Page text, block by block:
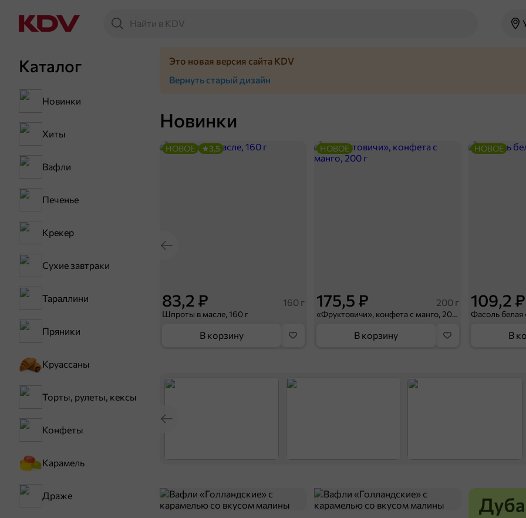
Каталог
Новинки
Хиты
Вафли
Печенье
Крекер
Сухие завтраки
Тараллини
Пряники
Круассаны
Торты, рулеты, кексы
Конфеты
Карамель
Драже
Новинки
83,2 ₽ 160 г
Шпроты в масле, 160 г
НОВОЕ 3,5
В корзину
175,5 ₽ 200 г
«Фруктовичи», конфета с манго, 200 г
НОВОЕ
В корзину
109,2 ₽
Фасоль белая
НОВОЕ
В
Это новая версия сайта KDV
Вернуть старый дизайн